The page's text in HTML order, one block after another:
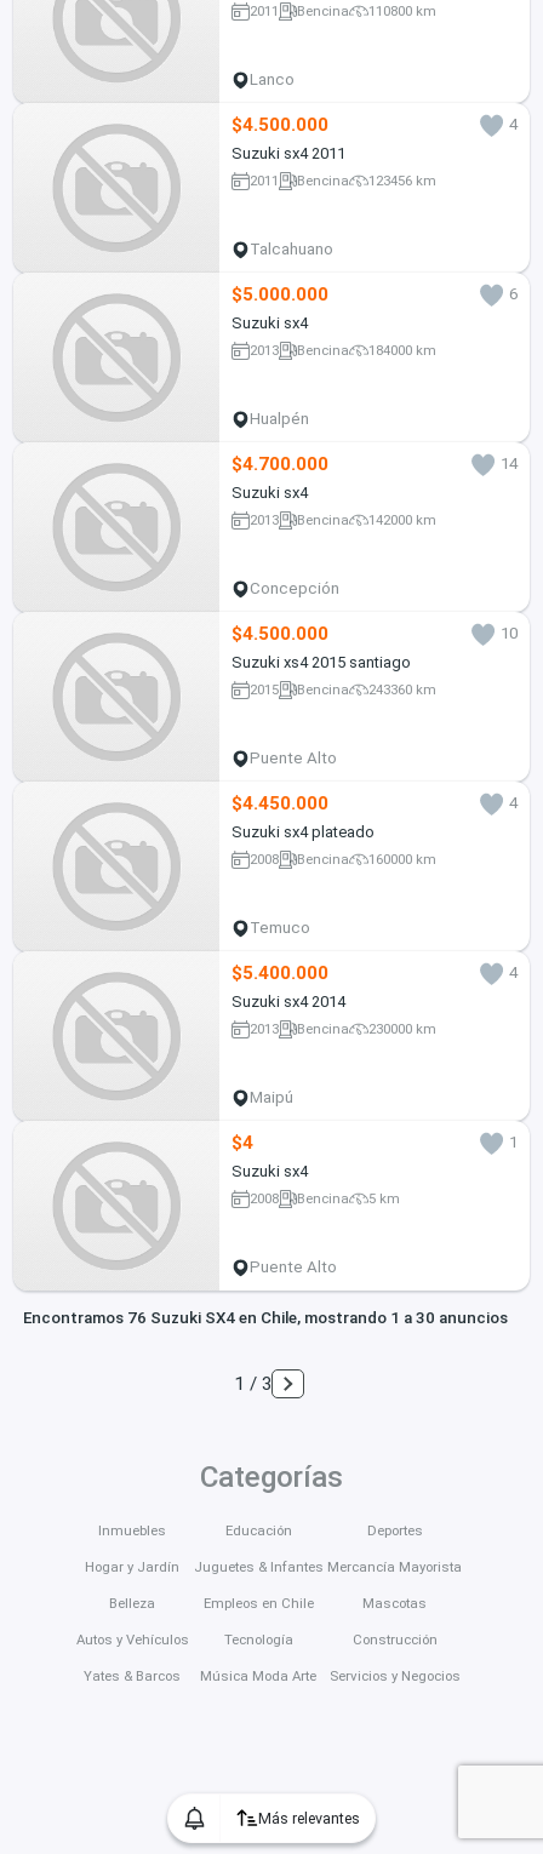
Más relevantes
2011 Bencina 110800 km
Lanco
$4.500.000
4
Suzuki sx4 2011
2011 Bencina 123456 km
Talcahuano
$5.000.000
6
Suzuki sx4
2013 Bencina 184000 km
Hualpén
$4.700.000
14
Suzuki sx4
2013 Bencina 142000 km
Concepción
$4.500.000
10
Suzuki xs4 2015 santiago
2015 Bencina 243360 km
Puente Alto
$4.450.000
4
Suzuki sx4 plateado
2008 Bencina 160000 km
Temuco
$5.400.000
4
Suzuki sx4 2014
2013 Bencina 230000 km
Maipú
$4
1
Suzuki sx4
2008 Bencina 5 km
Puente Alto
Encontramos 76 Suzuki SX4 en Chile, mostrando 1 a 30 anuncios
1 / 3
Categorías
Inmuebles
Hogar y Jardín
Belleza
Autos y Vehículos
Yates & Barcos
Educación
Juguetes & Infantes
Empleos en Chile
Tecnología
Música Moda Arte
Deportes
Mercancía Mayorista
Mascotas
Construcción
Servicios y Negocios